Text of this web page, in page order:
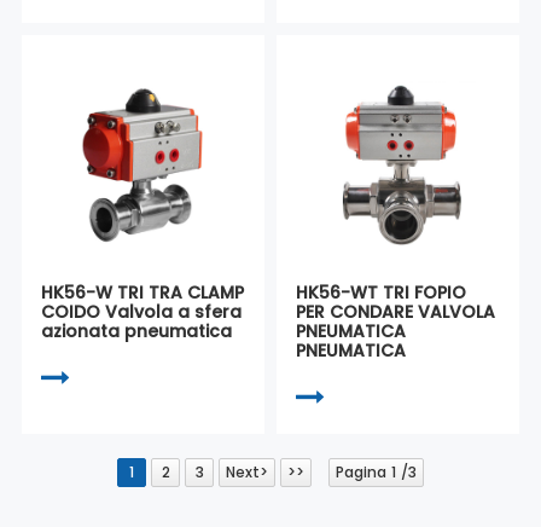
HK56-W TRI TRA CLAMP
COIDO Valvola a sfera
azionata pneumatica
HK56-WT TRI FOPIO
PER CONDARE VALVOLA
PNEUMATICA
PNEUMATICA
1 2 3 Next> >> Pagina 1 /3